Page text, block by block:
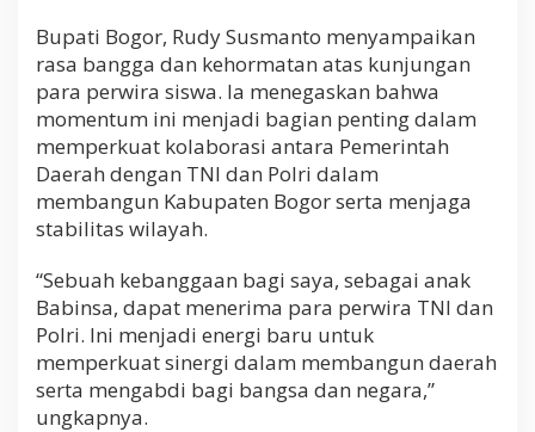
Bupati Bogor, Rudy Susmanto menyampaikan
rasa bangga dan kehormatan atas kunjungan
para perwira siswa. Ia menegaskan bahwa
momentum ini menjadi bagian penting dalam
memperkuat kolaborasi antara Pemerintah
Daerah dengan TNI dan Polri dalam
membangun Kabupaten Bogor serta menjaga
stabilitas wilayah.
“Sebuah kebanggaan bagi saya, sebagai anak
Babinsa, dapat menerima para perwira TNI dan
Polri. Ini menjadi energi baru untuk
memperkuat sinergi dalam membangun daerah
serta mengabdi bagi bangsa dan negara,”
ungkapnya.